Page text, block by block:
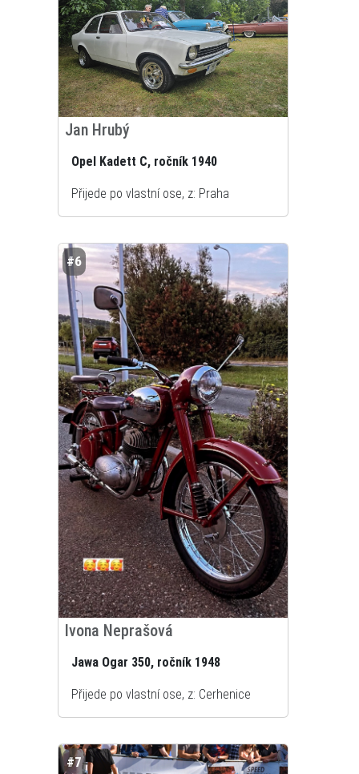
Jan Hrubý
Opel Kadett C, ročník 1940
Přijede po vlastní ose, z: Praha
#6
Ivona Neprašová
Jawa Ogar 350, ročník 1948
Přijede po vlastní ose, z: Cerhenice
#7